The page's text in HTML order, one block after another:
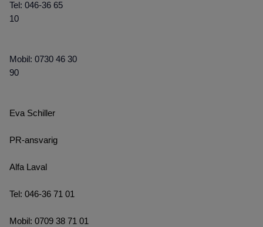
Tel: 046-36 65
10
Mobil: 0730 46 30
90
Eva Schiller
PR-ansvarig
Alfa Laval
Tel: 046-36 71 01
Mobil: 0709 38 71 01